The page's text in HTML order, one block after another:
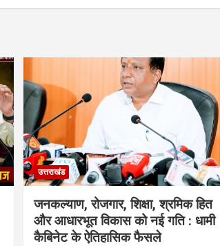
उत्तराखंड
जनकल्याण, रोजगार, शिक्षा, श्रमिक हित
और आधारभूत विकास को नई गति : धामी
कैबिनेट के ऐतिहासिक फैसले